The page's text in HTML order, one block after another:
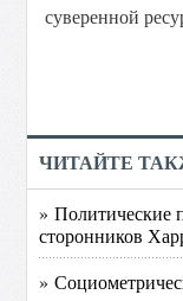
суверенной
ЧИТАЙТЕ
» Политические
сторонников
»